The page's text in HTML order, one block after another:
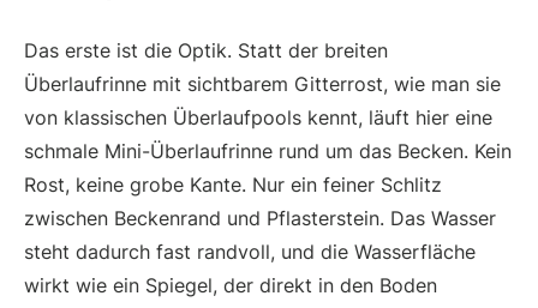
Das erste ist die Optik. Statt der breiten
Überlaufrinne mit sichtbarem Gitterrost, wie man sie
von klassischen Überlaufpools kennt, läuft hier eine
schmale Mini-Überlaufrinne rund um das Becken. Kein
Rost, keine grobe Kante. Nur ein feiner Schlitz
zwischen Beckenrand und Pflasterstein. Das Wasser
steht dadurch fast randvoll, und die Wasserfläche
wirkt wie ein Spiegel, der direkt in den Boden